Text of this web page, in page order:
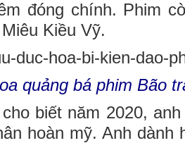
đóng chính. Phim
Kiều Vỹ.
quảng bá phim Bão
biết năm 2020,
hoàn mỹ. Anh dành